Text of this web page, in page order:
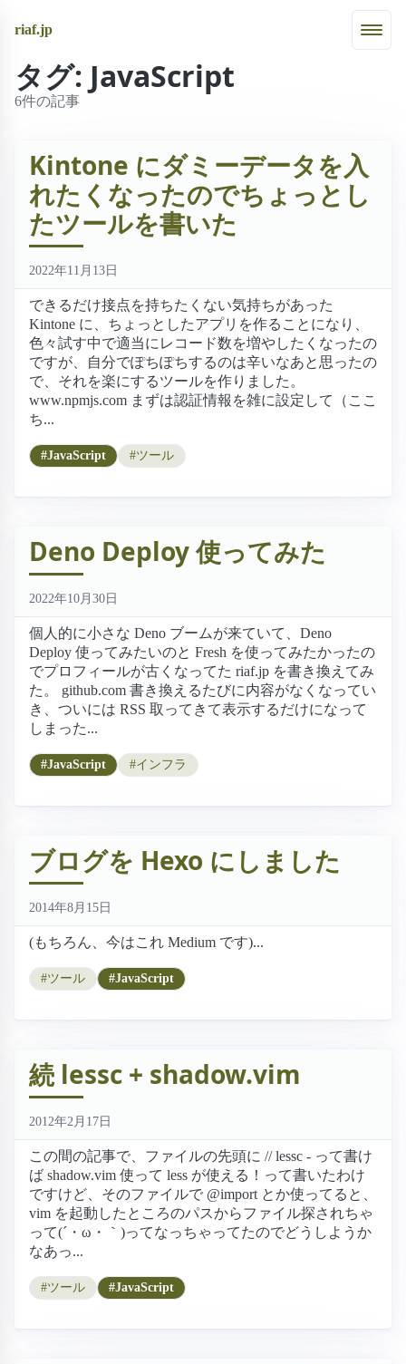
riaf.jp
タグ: JavaScript
6件の記事
Kintone にダミーデータを入
れたくなったのでちょっとし
たツールを書いた
2022年11月13日
できるだけ接点を持ちたくない気持ちがあった
Kintone に、ちょっとしたアプリを作ることになり、
色々試す中で適当にレコード数を増やしたくなったの
ですが、自分でぽちぽちするのは辛いなあと思ったの
で、それを楽にするツールを作りました。
www.npmjs.com まずは認証情報を雑に設定して（ここ
ち...
#JavaScript #ツール
Deno Deploy 使ってみた
2022年10月30日
個人的に小さな Deno ブームが来ていて、Deno
Deploy 使ってみたいのと Fresh を使ってみたかったの
でプロフィールが古くなってた riaf.jp を書き換えてみ
た。 github.com 書き換えるたびに内容がなくなってい
き、ついには RSS 取ってきて表示するだけになって
しまった...
#JavaScript #インフラ
ブログを Hexo にしました
2014年8月15日
(もちろん、今はこれ Medium です)...
#ツール #JavaScript
続 lessc + shadow.vim
2012年2月17日
この間の記事で、ファイルの先頭に // lessc - って書け
ば shadow.vim 使って less が使える！って書いたわけ
ですけど、そのファイルで @import とか使ってると、
vim を起動したところのパスからファイル探されちゃ
って(´・ω・｀)ってなっちゃってたのでどうしようか
なあっ...
#ツール #JavaScript